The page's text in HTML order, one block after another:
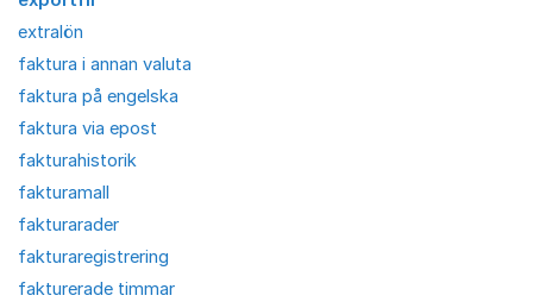
extralön
faktura i annan valuta
faktura på engelska
faktura via epost
fakturahistorik
fakturamall
fakturarader
fakturaregistrering
fakturerade timmar